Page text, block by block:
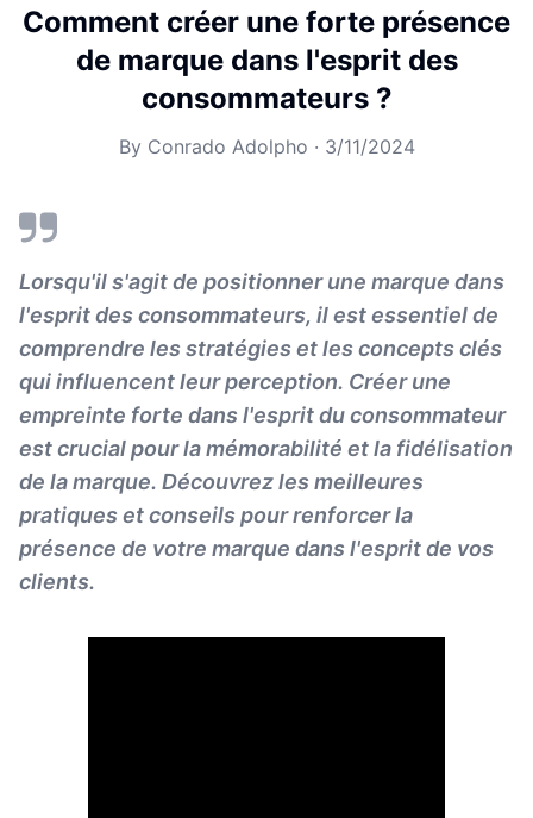
Comment créer une forte présence
de marque dans l'esprit des
consommateurs ?
By Conrado Adolpho · 3/11/2024
Lorsqu'il s'agit de positionner une marque dans
l'esprit des consommateurs, il est essentiel de
comprendre les stratégies et les concepts clés
qui influencent leur perception. Créer une
empreinte forte dans l'esprit du consommateur
est crucial pour la mémorabilité et la fidélisation
de la marque. Découvrez les meilleures
pratiques et conseils pour renforcer la
présence de votre marque dans l'esprit de vos
clients.